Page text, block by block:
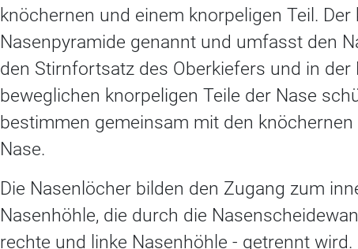
knöchernen und einem knorpeligen Teil.
Nasenpyramide genannt und umfasst den
den Stirnfortsatz des Oberkiefers und in
beweglichen knorpeligen Teile der Nase
bestimmen gemeinsam mit den
Nase.
Die Nasenlöcher bilden den Zugang zum
Nasenhöhle, die durch die
rechte und linke Nasenhöhle - getrennt